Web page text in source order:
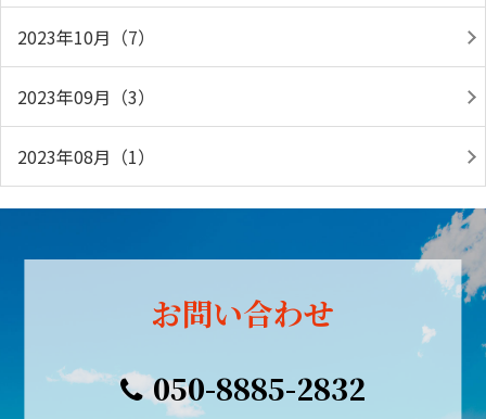
2023年10月（7）
2023年09月（3）
2023年08月（1）
お問い合わせ
050-8885-2832